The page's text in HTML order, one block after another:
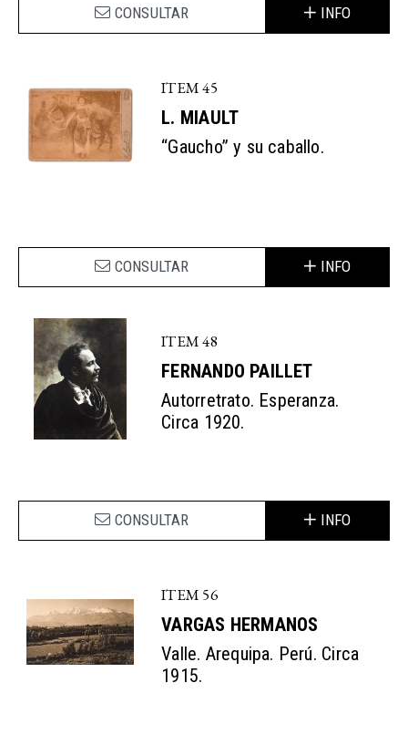
CONSULTAR INFO
ITEM 45
L. MIAULT
“Gaucho” y su caballo.
CONSULTAR INFO
ITEM 48
FERNANDO PAILLET
Autorretrato. Esperanza.
Circa 1920.
CONSULTAR INFO
ITEM 56
VARGAS HERMANOS
Valle. Arequipa. Perú. Circa
1915.